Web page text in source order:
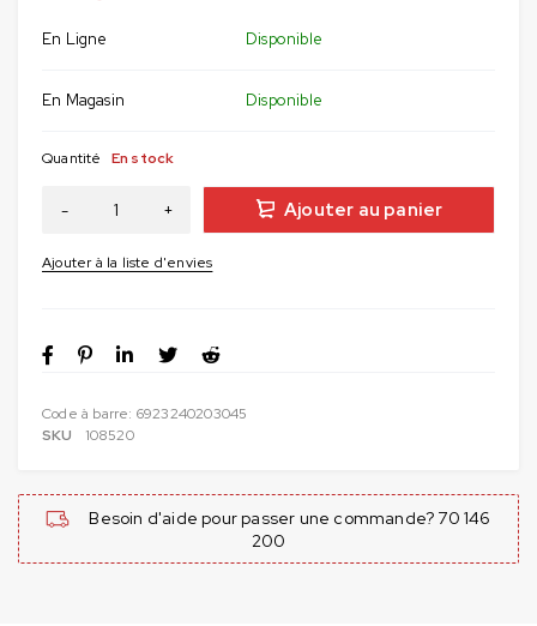
En Ligne Disponible
En Magasin Disponible
Quantité En stock
Ajouter au panier
Code à barre: 6923240203045
SKU
108520
Besoin d'aide pour passer une commande? 70 146
200